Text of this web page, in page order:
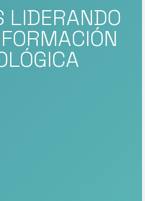
LIDERANDO